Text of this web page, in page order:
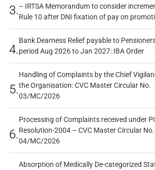
3.– IRTSA Memorandum to consider
Rule 10 after DNI fixation of pay on
4.
Bank Dearness Relief payable to
period Aug 2026 to Jan 2027: IBA Order
5.
Handling of Complaints by the Chief
the Organisation: CVC Master Circular No.
03/MC/2026
6.
Processing of Complaints received under
Resolution-2004 – CVC Master Circular No.
04/MC/2026
Absorption of Medically De-categorized